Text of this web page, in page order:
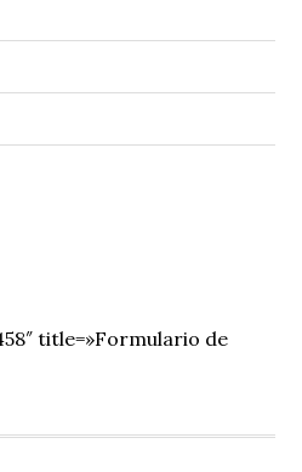
title=»Formulario de